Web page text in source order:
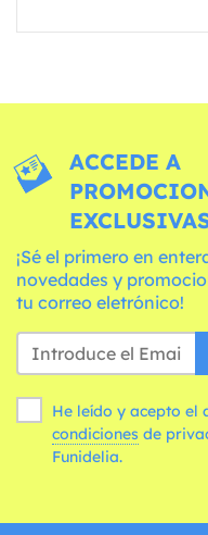
ACCEDE A
¡Sé el primero en
novedades y
tu correo eletrónico!
He leído y acepto el
condiciones
Funidelia.